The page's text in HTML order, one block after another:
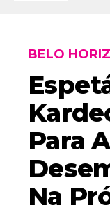
BELO
Para
Na